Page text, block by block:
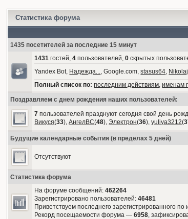
Статистика форума
1435 посетителей за последние 15 минут
1431 гостей,4 пользователей,0 скрытых
Yandex Bot, Надежда..., Google.com,stasus64,
Полный список по: последним действиям,именам
Поздравляем с днем рождения наших пользователей:
7 пользователей празднуют сегодня свой день
Викуся(33),АнгелВС(48),Электрон(36),yuliya3212(
Будущие календарные события (в пределах 5 дней)
Отсутствуют
Статистика форума
На форуме сообщений:462264
Зарегистрировано пользователей:46481
Приветствуем последнего зарегистрированного
Рекорд посещаемости форума —6958,